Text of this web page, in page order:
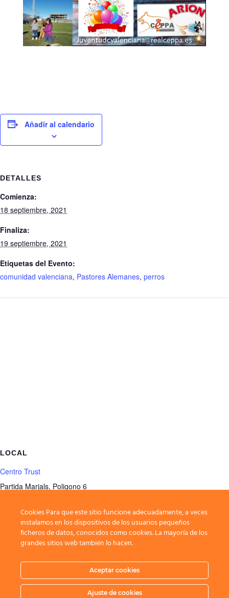
Añadir al calendario
DETALLES
Comienza:
18 septiembre, 2021
Finaliza:
19 septiembre, 2021
Etiquetas del Evento:
comunidad valenciana, Pastores Alemanes, perros
LOCAL
Centro Trust
Partida Marjals, Poligono 6
Teléfono
965270268
Körung y Monográfica Delegación Extremadura
Cookies Para que este sitio funcione adecuadamente, a veces
instalamos en los dispositivos de los usuarios pequeños
ficheros de datos, conocidos como cookies. La mayoría de los
grandes sitios web también lo hacen.
Aceptar cookies
Ajuste de cookies